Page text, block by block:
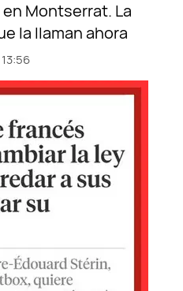
Montserrat. La
la llaman ahora